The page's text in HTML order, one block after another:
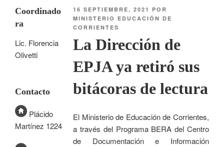
16 SEPTIEMBRE, 2021
POR
MINISTERIO EDUCACIÓN DE
CORRIENTES
La Dirección de
EPJA ya retiró sus
bitácoras de lectura
El Ministerio de Educación de Corrientes,
a través del Programa BERA del Centro
de Documentación e Información
Coordinado
ra
Lic. Florencia
Olivetti
Contacto
Plácido
Martínez 1224